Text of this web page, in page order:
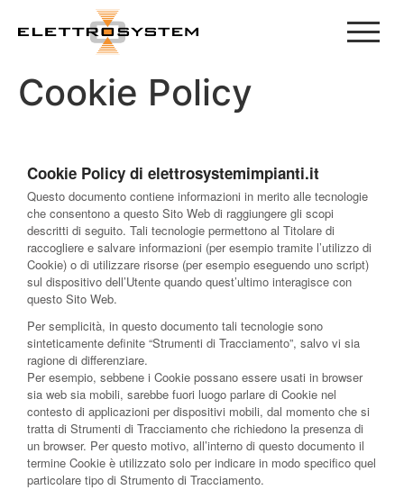
Cookie Policy
Cookie Policy di elettrosystemimpianti.it
Questo documento contiene informazioni in merito alle tecnologie
che consentono a questo Sito Web di raggiungere gli scopi
descritti di seguito. Tali tecnologie permettono al Titolare di
raccogliere e salvare informazioni (per esempio tramite l’utilizzo di
Cookie) o di utilizzare risorse (per esempio eseguendo uno script)
sul dispositivo dell’Utente quando quest’ultimo interagisce con
questo Sito Web.
Per semplicità, in questo documento tali tecnologie sono
sinteticamente definite “Strumenti di Tracciamento”, salvo vi sia
ragione di differenziare.
Per esempio, sebbene i Cookie possano essere usati in browser
sia web sia mobili, sarebbe fuori luogo parlare di Cookie nel
contesto di applicazioni per dispositivi mobili, dal momento che si
tratta di Strumenti di Tracciamento che richiedono la presenza di
un browser. Per questo motivo, all’interno di questo documento il
termine Cookie è utilizzato solo per indicare in modo specifico quel
particolare tipo di Strumento di Tracciamento.